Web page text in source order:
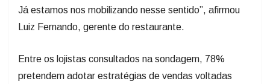
Já estamos nos mobilizando nesse sentido”, afirmou
Luiz Fernando, gerente do restaurante.
Entre os lojistas consultados na sondagem, 78%
pretendem adotar estratégias de vendas voltadas